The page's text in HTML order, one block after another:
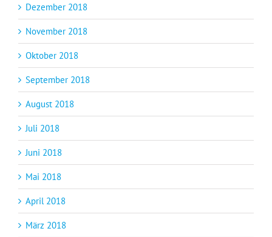
Dezember 2018
November 2018
Oktober 2018
September 2018
August 2018
Juli 2018
Juni 2018
Mai 2018
April 2018
März 2018